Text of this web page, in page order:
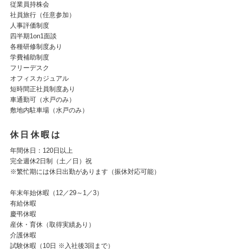
従業員持株会
社員旅行（任意参加）
人事評価制度
四半期1on1面談
各種研修制度あり
学費補助制度
フリーデスク
オフィスカジュアル
短時間正社員制度あり
車通勤可（水戸のみ）
敷地内駐車場（水戸のみ）
休日休暇は
年間休日：120日以上
完全週休2日制（土／日）祝
※繁忙期には休日出勤があります（振休対応可能）
年末年始休暇（12／29～1／3）
有給休暇
慶弔休暇
産休・育休（取得実績あり）
介護休暇
試験休暇（10日 ※入社後3回まで）